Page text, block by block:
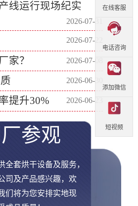
线运行现场纪实
2026-07-31
2026-07-22
家？ 2026-07-08
2026-06-30
提升30% 2026-06-23
参观
全套烘干设备及服务，
司及产品感兴趣，欢
们将为您安排实地现
在线客服
电话咨询
添加微信
短视频